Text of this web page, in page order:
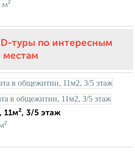
м²
туры по интересным
местам
3/5 этаж